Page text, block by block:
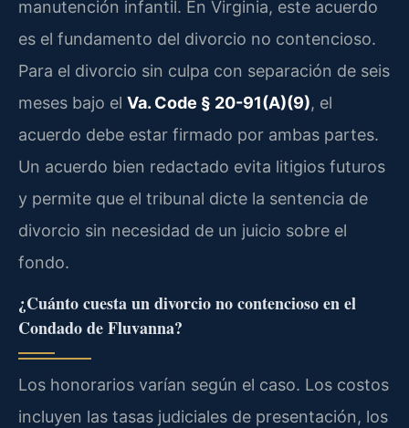
manutención infantil. En Virginia, este acuerdo
es el fundamento del divorcio no contencioso.
Para el divorcio sin culpa con separación de seis
meses bajo el Va. Code § 20-91(A)(9), el
acuerdo debe estar firmado por ambas partes.
Un acuerdo bien redactado evita litigios futuros
y permite que el tribunal dicte la sentencia de
divorcio sin necesidad de un juicio sobre el
fondo.
¿Cuánto cuesta un divorcio no contencioso en el
Condado de Fluvanna?
Los honorarios varían según el caso. Los costos
incluyen las tasas judiciales de presentación, los